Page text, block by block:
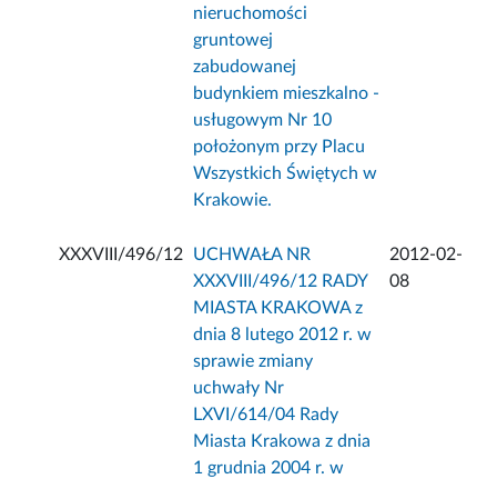
nieruchomości
gruntowej
zabudowanej
budynkiem mieszkalno -
usługowym Nr 10
położonym przy Placu
Wszystkich Świętych w
Krakowie.
XXXVIII/496/12
UCHWAŁA NR
XXXVIII/496/12 RADY
MIASTA KRAKOWA z
dnia 8 lutego 2012 r. w
sprawie zmiany
uchwały Nr
LXVI/614/04 Rady
Miasta Krakowa z dnia
1 grudnia 2004 r. w
2012-02-
08